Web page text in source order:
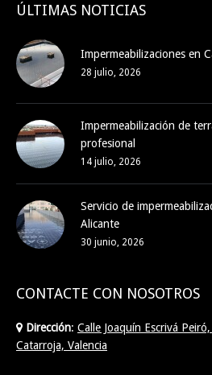
ÚLTIMAS NOTICIAS
Impermeabilizaciones en
28 julio, 2026
Impermeabilización de
profesional
14 julio, 2026
Servicio de
Alicante
30 junio, 2026
CONTACTE CON NOSOTROS
Dirección: Calle Joaquín Escrivá
Catarroja, Valencia